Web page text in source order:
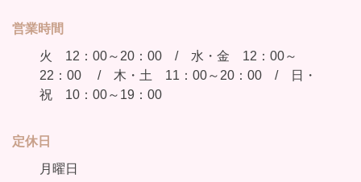
営業時間
火 12：00～20：00 / 水・金 12：00～
22：00 / 木・土 11：00～20：00 / 日・
祝 10：00～19：00
定休日
月曜日